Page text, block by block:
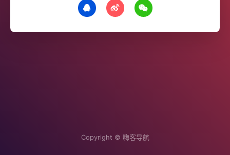
Copyright © 嗨客导航